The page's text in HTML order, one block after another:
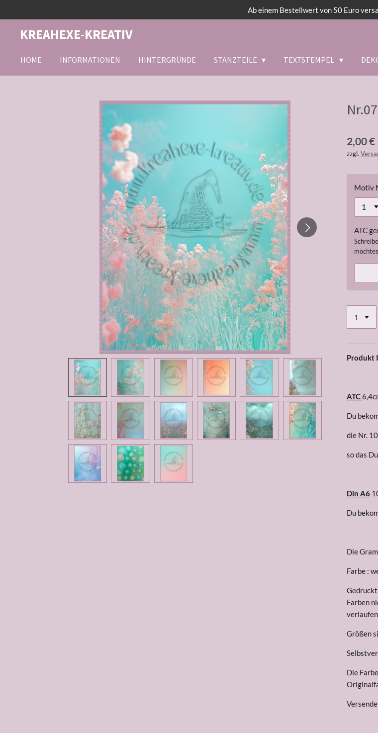
Hauptinhalt
springen
Ab einem Bestellwert von 50 Euro
KREAHEXE-KREATIV
HOME INFORMATIONEN HINTERGRÜNDE STANZTEILE TEXTSTEMPEL
2,00 €
zzgl.
Motiv
ATC
Produkt
ATC
Du
die Nr.
so das
Din A6
Du
Die
Farbe :
Farben
Größen
Die